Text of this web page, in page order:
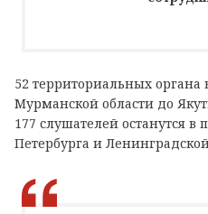
52 территориальных
Мурманской области до
177 слушателей останутся в
Петербурга и